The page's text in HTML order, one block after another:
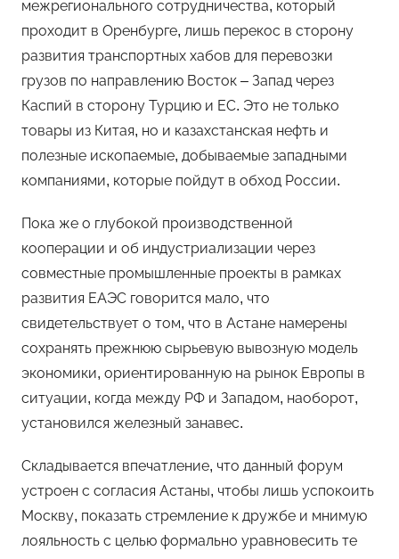
межрегионального сотрудничества, который
проходит в Оренбурге, лишь перекос в сторону
развития транспортных хабов для перевозки
грузов по направлению Восток – Запад через
Каспий в сторону Турцию и ЕС. Это не только
товары из Китая, но и казахстанская нефть и
полезные ископаемые, добываемые западными
компаниями, которые пойдут в обход России.
Пока же о глубокой производственной
кооперации и об индустриализации через
совместные промышленные проекты в рамках
развития ЕАЭС говорится мало, что
свидетельствует о том, что в Астане намерены
сохранять прежнюю сырьевую вывозную модель
экономики, ориентированную на рынок Европы в
ситуации, когда между РФ и Западом, наоборот,
установился железный занавес.
Складывается впечатление, что данный форум
устроен с согласия Астаны, чтобы лишь успокоить
Москву, показать стремление к дружбе и мнимую
лояльность с целью формально уравновесить те